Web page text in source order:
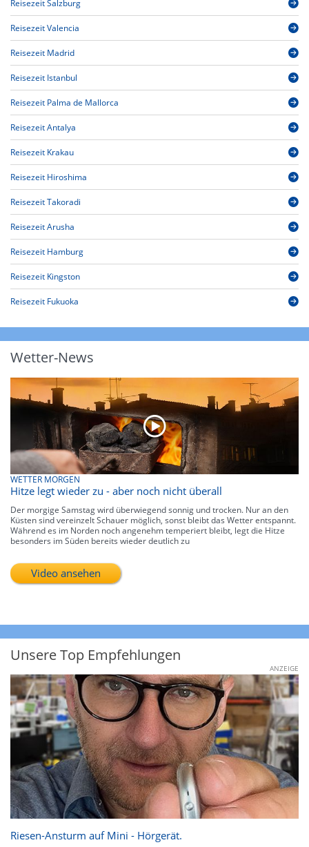
Reisezeit Salzburg
Reisezeit Valencia
Reisezeit Madrid
Reisezeit Istanbul
Reisezeit Palma de Mallorca
Reisezeit Antalya
Reisezeit Krakau
Reisezeit Hiroshima
Reisezeit Takoradi
Reisezeit Arusha
Reisezeit Hamburg
Reisezeit Kingston
Reisezeit Fukuoka
Wetter-News
WETTER MORGEN
Hitze legt wieder zu - aber noch nicht überall
Der morgige Samstag wird überwiegend sonnig und trocken. Nur an den
Küsten sind vereinzelt Schauer möglich, sonst bleibt das Wetter entspannt.
Während es im Norden noch angenehm temperiert bleibt, legt die Hitze
besonders im Süden bereits wieder deutlich zu
Video ansehen
Unsere Top Empfehlungen
ANZEIGE
Riesen-Ansturm auf Mini - Hörgerät.